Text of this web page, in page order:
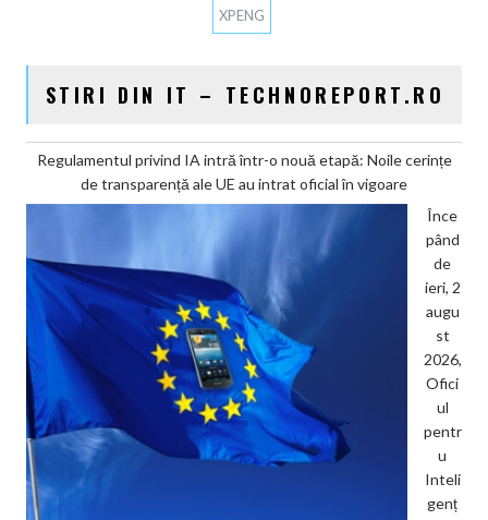
XPENG
STIRI DIN IT – TECHNOREPORT.RO
Regulamentul privind IA intră într-o nouă etapă: Noile cerințe
de transparență ale UE au intrat oficial în vigoare
Înce
pând
de
ieri, 2
augu
st
2026,
Ofici
ul
pentr
u
Inteli
genț